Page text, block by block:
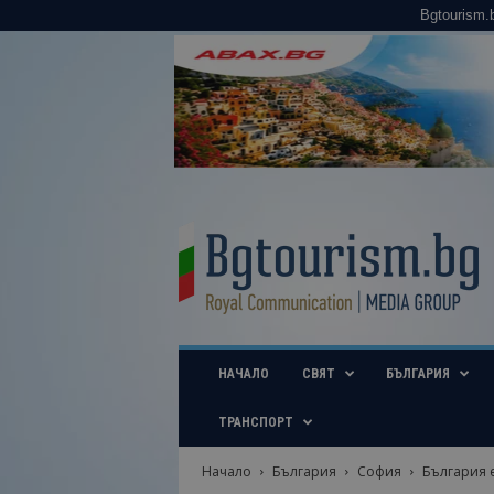
u
i
b
НАЧАЛО СВЯТ БЪЛГАРИЯ
ТРАНСПОРТ
Начало България София
България